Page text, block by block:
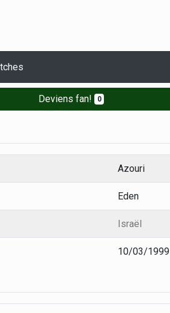
Deviens fan! 0
Azouri
Eden
Israël
10/03/1999